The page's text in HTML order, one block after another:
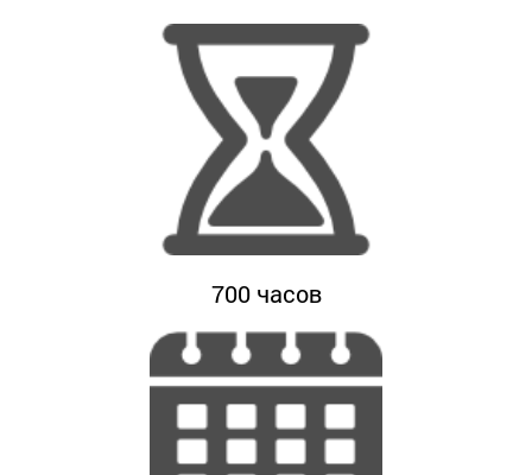
700 часов